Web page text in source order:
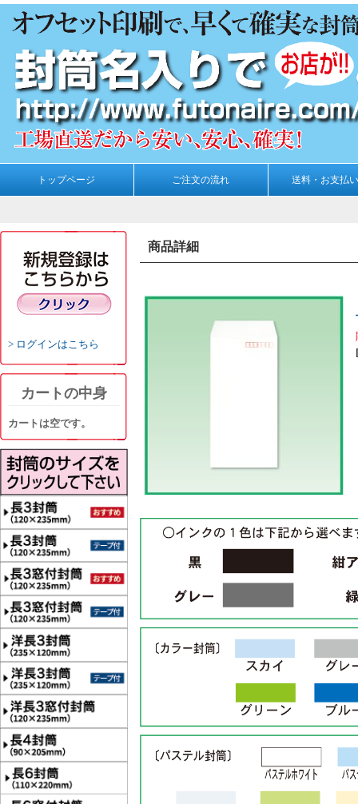
トップページ ご注文の流れ 送料・お支払
ログインはこちら
カートの中身
カートは空です。
商品詳細